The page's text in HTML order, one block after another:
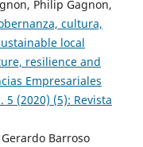
Philip Gagnon,
cultura,
local
resilience and
Empresariales
5 (2020) (5): Revista
Barroso